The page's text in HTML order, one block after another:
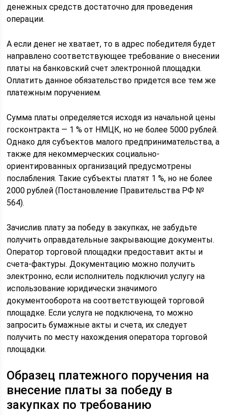
денежных средств достаточно для проведения
операции.
А если денег не хватает, то в адрес победителя будет
направлено соответствующее требование о внесении
платы на банковский счет электронной площадки.
Оплатить данное обязательство придется все тем же
платежным поручением.
Сумма платы определяется исходя из начальной цены
госконтракта — 1 % от НМЦК, но не более 5000 рублей.
Однако для субъектов малого предпринимательства, а
также для некоммерческих социально-
ориентированных организаций предусмотрены
послабления. Такие субъекты платят 1 %, но не более
2000 рублей (Постановление Правительства РФ №
564).
Зачислив плату за победу в закупках, не забудьте
получить оправдательные закрывающие документы.
Оператор торговой площадки предоставит акты и
счета-фактуры. Документацию можно получить
электронно, если исполнитель подключил услугу на
использование юридически значимого
документооборота на соответствующей торговой
площадке. Если услуга не подключена, то можно
запросить бумажные акты и счета, их следует
получить по месту нахождения оператора торговой
площадки.
Образец платежного поручения на
внесение платы за победу в
закупках по требованию